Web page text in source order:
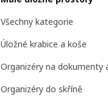
Všechny kategorie
Úložné krabice a koše
Organizéry na dokumenty
Organizéry do skříně